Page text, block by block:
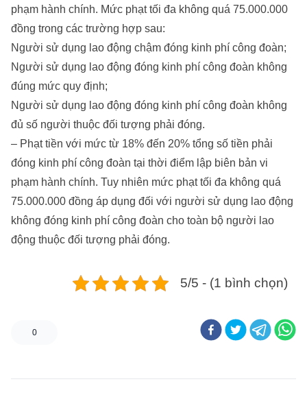
phạm hành chính. Mức phạt tối đa không quá 75.000.000
đồng trong các trường hợp sau:
Người sử dụng lao động chậm đóng kinh phí công đoàn;
Người sử dụng lao động đóng kinh phí công đoàn không
đúng mức quy định;
Người sử dụng lao động đóng kinh phí công đoàn không
đủ số người thuộc đối tượng phải đóng.
– Phạt tiền với mức từ 18% đến 20% tổng số tiền phải
đóng kinh phí công đoàn tại thời điểm lập biên bản vi
phạm hành chính. Tuy nhiên mức phạt tối đa không quá
75.000.000 đồng áp dụng đối với người sử dụng lao động
không đóng kinh phí công đoàn cho toàn bộ người lao
động thuộc đối tượng phải đóng.
5/5 - (1 bình chọn)
0